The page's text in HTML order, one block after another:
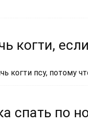
когти,
когти псу, потому
спать по